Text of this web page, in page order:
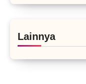
Lainnya